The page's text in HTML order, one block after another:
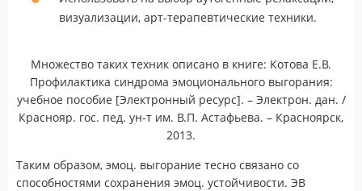
визуализации, арт-терапевтические техники.
Множество таких техник описано в книге: Котова Е.В.
Профилактика синдрома эмоционального выгорания:
учебное пособие [Электронный ресурс]. – Электрон. дан. /
Краснояр. гос. пед. ун-т им. В.П. Астафьева. – Красноярск,
2013.
Таким образом, эмоц. выгорание тесно связано со
способностями сохранения эмоц. устойчивости. ЭВ